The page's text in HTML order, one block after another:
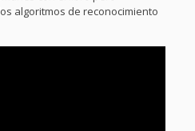
algoritmos de reconocimiento